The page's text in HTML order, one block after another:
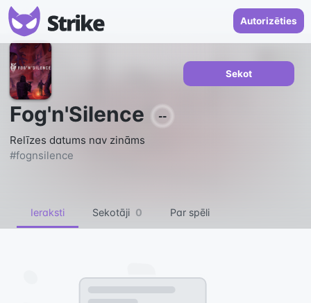
Autorizēties
Fog'n'Silence --
Relīzes datums nav zināms
#fognsilence
Sekot
Ieraksti Sekotāji 0 Par spēli